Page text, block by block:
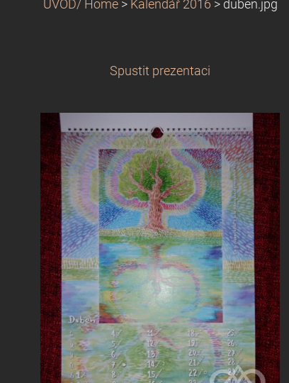
ÚVOD/ Home > Kalendář 2016 > duben.jpg
Spustit prezentaci